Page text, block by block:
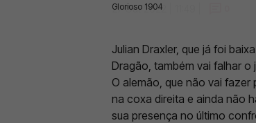
Glorioso 1904
27 Out 2022 | 11:49 |
Julian Draxler, que já foi
Dragão, também vai falhar o
O alemão, que não vai
na coxa direita e ainda não
sua presença no último